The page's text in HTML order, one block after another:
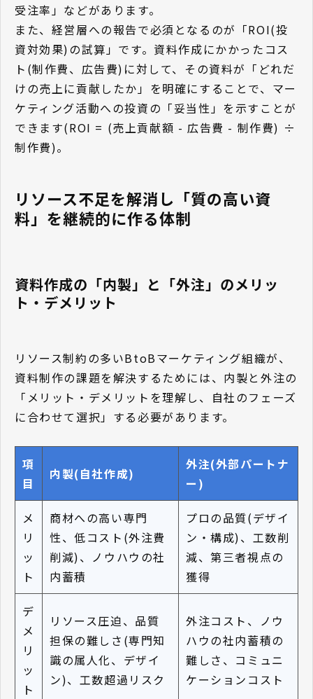
受注率」などがあります。
また、経営層への報告で必須となるのが「ROI(投
資対効果)の試算」です。資料作成にかかったコス
ト(制作費、広告費)に対して、その資料が「どれだ
けの売上に貢献したか」を明確にすることで、マー
ケティング活動への投資の「妥当性」を示すことが
できます(ROI = (売上貢献額 - 広告費 - 制作費) ÷
制作費)。
リソース不足を解消し「質の高い資
料」を継続的に作る体制
資料作成の「内製」と「外注」のメリッ
ト・デメリット
リソース制約の多いBtoBマーケティング組織が、
資料制作の課題を解決するためには、内製と外注の
「メリット・デメリットを理解し、自社のフェーズ
に合わせて選択」する必要があります。
項
目
内製(自社作成)
外注(外部パートナ
ー)
メ
リ
ッ
ト
商材への高い専門
性、低コスト(外注費
削減)、ノウハウの社
内蓄積
プロの品質(デザイ
ン・構成)、工数削
減、第三者視点の
獲得
デ
メ
リ
ッ
ト
リソース圧迫、品質
担保の難しさ(専門知
識の属人化、デザイ
ン)、工数超過リスク
外注コスト、ノウ
ハウの社内蓄積の
難しさ、コミュニ
ケーションコスト